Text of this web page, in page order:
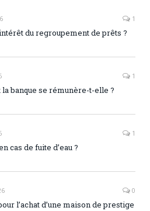
1
du regroupement de prêts ?
1
banque se rémunère-t-elle ?
1
cas de fuite d’eau ?
0
l’achat d’une maison de prestige